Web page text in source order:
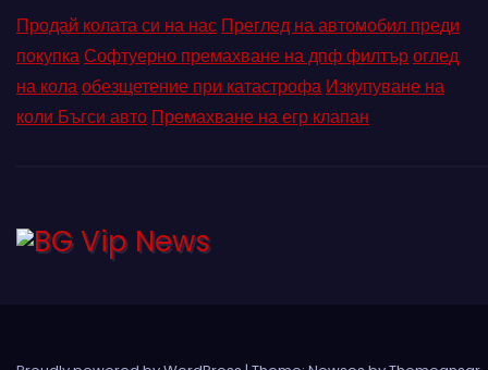
Продай колата си на нас Преглед на автомобил преди
покупкаСофтуерно премахване на дпф филтъроглед
на колаобезщетение при катастрофа Изкупуване на
коли Бъгси авто Премахване на егр клапан